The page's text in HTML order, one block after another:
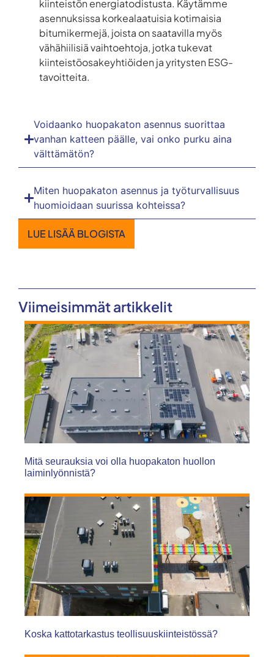
kiinteistön energiatodistusta. Käytämme
asennuksissa korkealaatuisia kotimaisia
bitumikermejä, joista on saatavilla myös
vähähiilisiä vaihtoehtoja, jotka tukevat
kiinteistöosakeyhtiöiden ja yritysten ESG-
tavoitteita.
Voidaanko huopakaton asennus suorittaa
vanhan katteen päälle, vai onko purku aina
välttämätön?
Miten huopakaton asennus ja työturvallisuus
huomioidaan suurissa kohteissa?
LUE LISÄÄ BLOGISTA
Viimeisimmät artikkelit
Mitä seurauksia voi olla huopakaton huollon
laiminlyönnistä?
Koska kattotarkastus teollisuuskiinteistössä?